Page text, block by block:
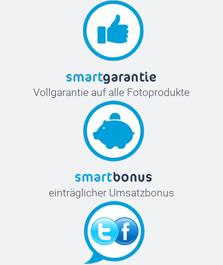
Vollgarantie auf alle Fotoprodukte
einträglicher Umsatzbonus